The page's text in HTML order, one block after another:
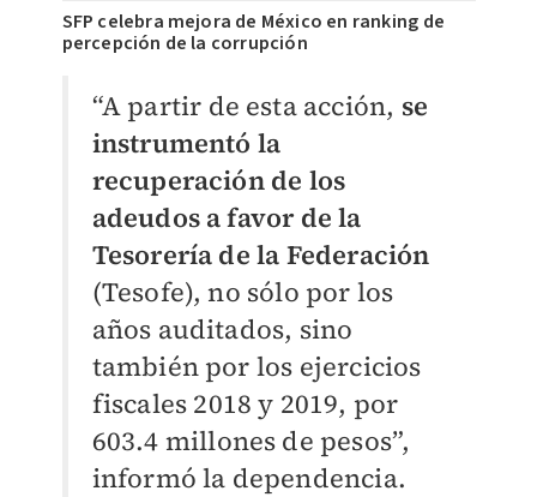
SFP celebra mejora de México en ranking de
percepción de la corrupción
“A partir de esta acción, se
instrumentó la
recuperación de los
adeudos a favor de la
Tesorería de la Federación
(Tesofe), no sólo por los
años auditados, sino
también por los ejercicios
fiscales 2018 y 2019, por
603.4 millones de pesos”,
informó la dependencia.